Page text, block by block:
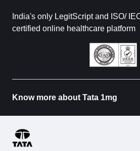
India's only LegitScript and ISO/
certified online healthcare platform
Know more about Tata 1mg